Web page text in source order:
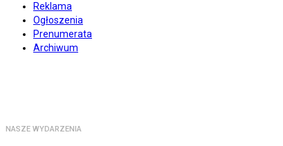
Reklama
Ogłoszenia
Prenumerata
Archiwum
NASZE WYDARZENIA